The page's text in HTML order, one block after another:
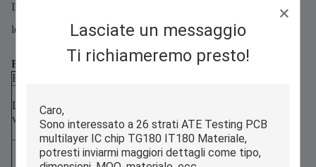
Lasciate un messaggio
Ti richiameremo presto!
Il vuoto rimuove le sacche d'aria, mentre il calore ammorbidisce i
leganti per legare gli strati.
Fattori di laminazione critici:
Fattore
Livello di
vuoto
durante la
sinterizzazione).
10–20 MPa
(regolata in
Garantisce un contatto